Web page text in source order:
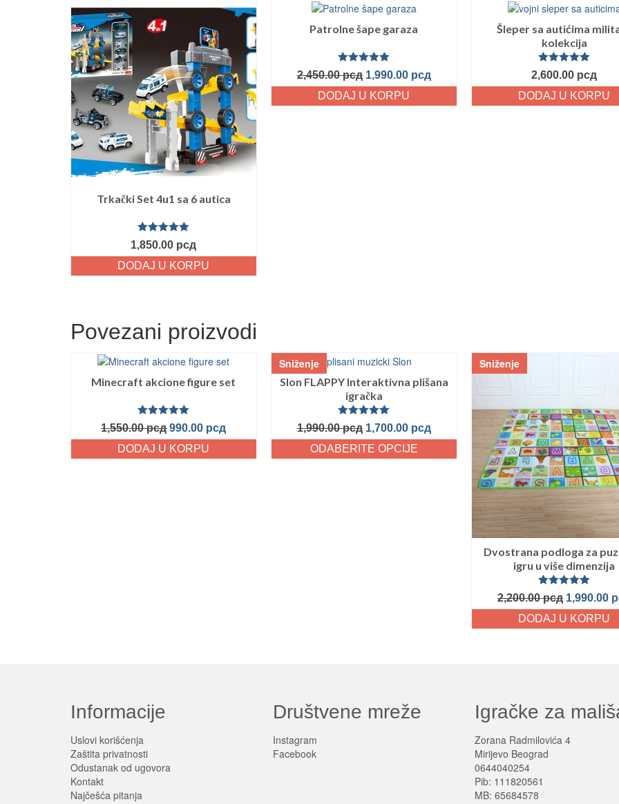
Trkački Set 4u1 sa 6 autica
Ocenjeno
sa5.00 od
5
1,850.00 рсд
DODAJ U KORPU
Patrolne šape garaza
Ocenjeno
sa5.00od
5
2,450.00рсд 1,990.00 рсд
DODAJ U KORPU
Šleper sa autićima
kolekcija
Ocenjeno
sa5.00 od
5
2,600.00 рсд
DODAJ U KORPU
Povezani proizvodi
Minecraft akcione figure set
Ocenjeno
sa5.00od
5
1,550.00рсд 990.00 рсд
DODAJ U KORPU
Sniženje
Slon FLAPPY Interaktivna plišana
igračka
Ocenjeno
sa5.00od
5
1,990.00рсд 1,700.00 рсд
ODABERITE OPCIJE
Sniženje
Dvostrana podloga za
igru u više dimenzija
Ocenjeno
sa5.00od
5
2,200.00рсд 1,990.00
DODAJ U KORPU
Informacije
Uslovi korišćenja
Zaštita privatnosti
Odustanak od ugovora
Kontakt
Najčešća pitanja
Društvene mreže
Instagram
Facebook
Igračke za
Zorana Radmilovića 4
Mirijevo Beograd
0644040254
Pib: 111820561
MB: 65684578